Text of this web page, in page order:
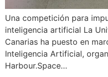
Una competición para
inteligencia artificial La
Canarias ha puesto en
Inteligencia Artificial,
Harbour.Space…